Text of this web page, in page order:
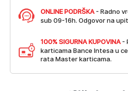
ONLINE PODRŠKA - Radno
sub 09-16h. Odgovor na
100% SIGURNA KUPOVINA -
karticama Bance Intesa u
rata Master karticama.